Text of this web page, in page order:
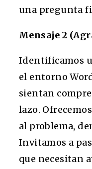
una pregunta
Mensaje 2
Identificamos
el entorno
sientan
lazo.
al problema,
Invitamos a
que necesitan